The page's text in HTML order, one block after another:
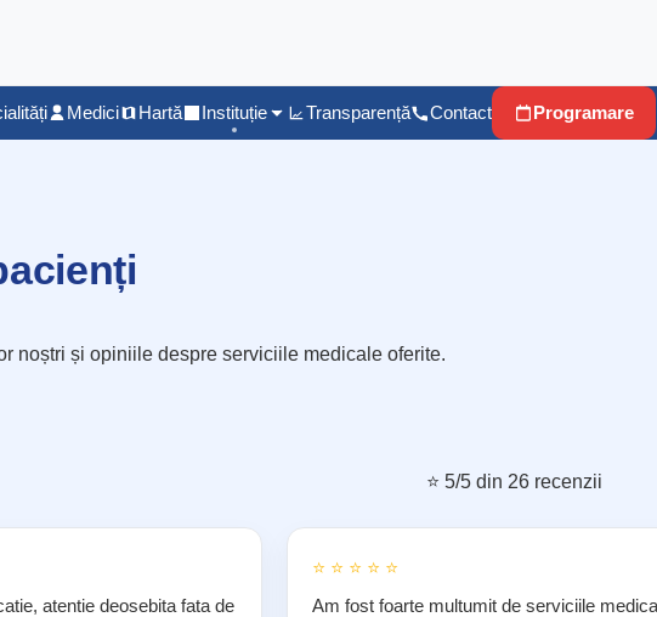
Medici Hartă Instituție Transparență Contact Programare
noștri și opiniile despre serviciile medicale oferite.
⭐ 5/5 din 26 recenzii
atentie deosebita fata de
⭐ ⭐ ⭐ ⭐ ⭐
Am fost foarte multumit de serviciile